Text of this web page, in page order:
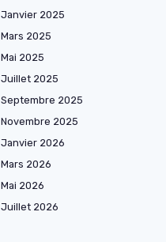
Janvier 2025
Mars 2025
Mai 2025
Juillet 2025
Septembre 2025
Novembre 2025
Janvier 2026
Mars 2026
Mai 2026
Juillet 2026